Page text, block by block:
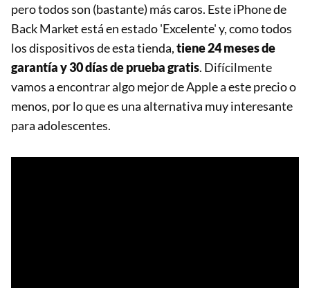
pero todos son (bastante) más caros. Este iPhone de
Back Market está en estado 'Excelente' y, como todos
los dispositivos de esta tienda,tiene 24 meses de
garantía y 30 días de prueba gratis. Difícilmente
vamos a encontrar algo mejor de Apple a este precio o
menos, por lo que es una alternativa muy interesante
para adolescentes.